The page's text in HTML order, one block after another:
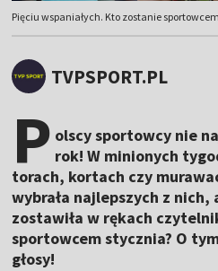
Pięciu wspaniałych. Kto zostanie
TVPSPORT.PL
P olscy sportowcy nie
rok! W minionych
torach, kortach czy
wybrała najlepszych z
zostawiła w rękach
sportowcem stycznia? O
głosy!